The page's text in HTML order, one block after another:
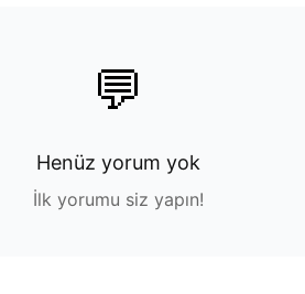
💬
Henüz yorum yok
İlk yorumu siz yapın!